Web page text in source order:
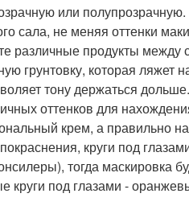
или полупрозрачную.
сала, не меняя оттенки
различные продукты между
грунтовку, которая ляжет
тону держаться
оттенков для
крем, а правильно
круги под
тогда маскировка
круги под глазами -